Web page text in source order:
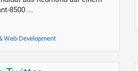
8500 ...
Web-Development